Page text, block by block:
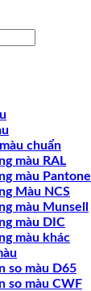
chuẩn
màu RAL
màu Pantone
Màu NCS
màu Munsell
màu DIC
màu khác
so màu D65
so màu CWF